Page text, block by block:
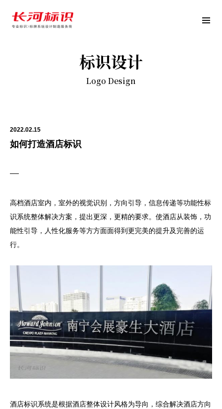
标识设计
Logo Design
2022.02.15
如何打造酒店标识
高档酒店室内，室外的视觉识别，方向引导，信息传递等功能性标
识系统整体解决方案，提出更深，更精的要求。使酒店从装饰，功
能性引导，人性化服务等方方面面得到更完美的提升及完善的运
行。
酒店标识系统是根据酒店整体设计风格为导向，综合解决酒店方向